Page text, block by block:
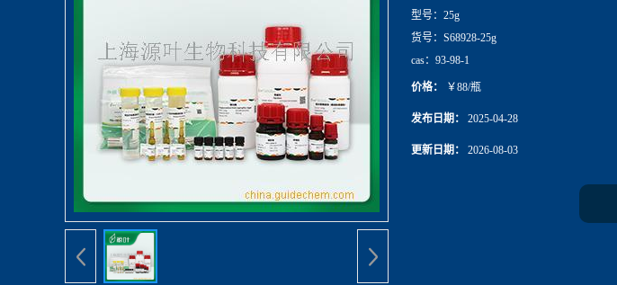
型号： 25g
货号： S68928-25g
cas： 93-98-1
价格： ￥88/瓶
发布日期： 2025-04-28
更新日期： 2026-08-03